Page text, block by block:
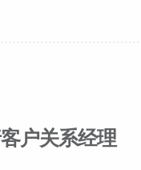
户关系经理